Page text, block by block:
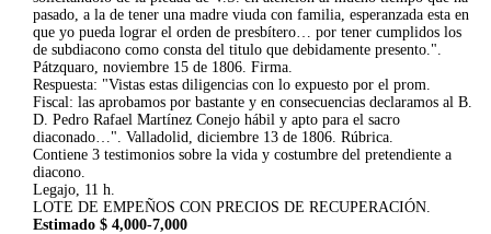
pasado, a la de tener una madre viuda con familia, esperanzada esta en
que yo pueda lograr el orden de presbítero… por tener cumplidos los
de subdiacono como consta del titulo que debidamente presento.".
Pátzquaro, noviembre 15 de 1806. Firma.
Respuesta: "Vistas estas diligencias con lo expuesto por el prom.
Fiscal: las aprobamos por bastante y en consecuencias declaramos al B.
D. Pedro Rafael Martínez Conejo hábil y apto para el sacro
diaconado…". Valladolid, diciembre 13 de 1806. Rúbrica.
Contiene 3 testimonios sobre la vida y costumbre del pretendiente a
diacono.
Legajo, 11 h.
LOTE DE EMPEÑOS CON PRECIOS DE RECUPERACIÓN.
Estimado $ 4,000-7,000